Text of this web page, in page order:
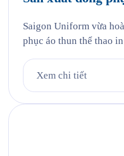
Saigon Uniform vừa
phục áo thun thể thao
Balance Việt Nam —
thao Mỹ được thành
Xem chi tiết